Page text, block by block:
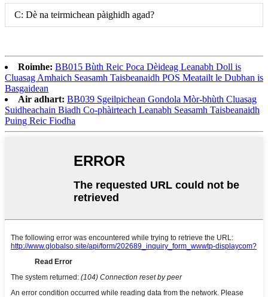
C: Dè na teirmichean pàighidh agad?
Roimhe: BB015 Bùth Reic Poca Dèideag Leanabh Doll is
Cluasag Amhaich Seasamh Taisbeanaidh POS Meatailt le Dubhan is
Basgaidean
Air adhart: BB039 Sgeilpichean Gondola Mòr-bhùth Cluasag
Suidheachain Biadh Co-phàirteach Leanabh Seasamh Taisbeanaidh
Puing Reic Fiodha